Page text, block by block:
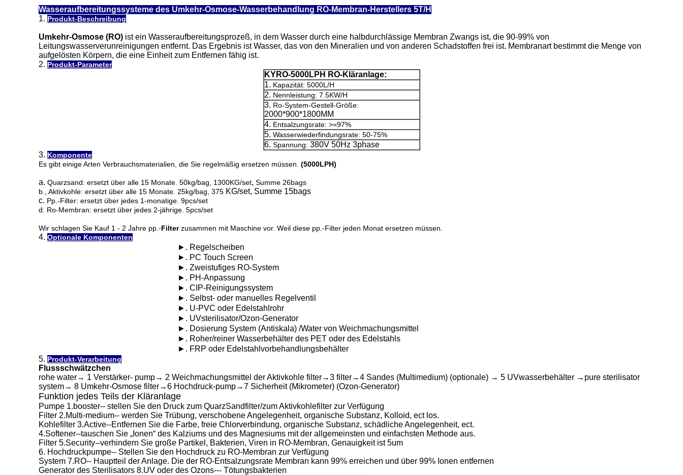
Wasseraufbereitungssysteme des Umkehr-Osmose-Wasserbehandlung RO-Membran-Herstellers 5T/H
1. Produkt-Beschreibung
Umkehr-Osmose (RO) ist ein Wasseraufbereitungsprozeß, in dem Wasser durch eine halbdurchlässige Membran Zwangs ist, die 90-99% von
Leitungswasserverunreinigungen entfernt. Das Ergebnis ist Wasser, das von den Mineralien und von anderen Schadstoffen frei ist. Membranart bestimmt die Menge von
aufgelösten Körpern, die eine Einheit zum Entfernen fähig ist.
2. Produkt-Parameter
KYRO-5000LPH RO-Kläranlage:
1. Kapazität: 5000L/H
2. Nennleistung: 7.5KW/H
3. Ro-System-Gestell-Größe:
2000*900*1800MM
4. Entsalzungsrate: >=97%
5. Wasserwiederfindungsrate: 50-75%
6. Spannung: 380V 50Hz 3phase
3. Komponente
Es gibt einige Arten Verbrauchsmaterialien, die Sie regelmäßig ersetzen müssen. (5000LPH)
a. Quarzsand: ersetzt über alle 15 Monate. 50kg/bag, 1300KG/set, Summe 26bags
b., Aktivkohle: ersetzt über alle 15 Monate. 25kg/bag, 375 KG/set, Summe 15bags
c. Pp.-Filter: ersetzt über jedes 1-monatige. 9pcs/set
d. Ro-Membran: ersetzt über jedes 2-jährige. 5pcs/set
Wir schlagen Sie Kauf 1 - 2 Jahre pp.-Filterzusammen mit Maschine vor. Weil diese pp.-Filter jeden Monat ersetzen müssen.
4. Optionale Komponenten
►. Regelscheiben
►. PC Touch Screen
►. Zweistufiges RO-System
►. PH-Anpassung
►. CIP-Reinigungssystem
►. Selbst- oder manuelles Regelventil
►. U-PVC oder Edelstahlrohr
►. UVsterilisator/Ozon-Generator
►. Dosierung System (Antiskala) /Water von Weichmachungsmittel
►. Roher/reiner Wasserbehälter des PET oder des Edelstahls
►. FRP oder Edelstahlvorbehandlungsbehälter
5. Produkt-Verarbeitung
Flussschwätzchen
rohe water→ 1 Verstärker- pump→ 2 Weichmachungsmittel der Aktivkohle filter→3 filter→4 Sandes (Multimedium) (optionale) → 5 UVwasserbehälter →pure sterilisator
system→ 8 Umkehr-Osmose filter→6 Hochdruck-pump→7 Sicherheit (Mikrometer) (Ozon-Generator)
Funktion jedes Teils der Kläranlage
Pumpe 1.booster-- stellen Sie den Druck zum QuarzSandfilter/zum Aktivkohlefilter zur Verfügung
Filter 2.Multi-medium-- werden Sie Trübung, verschobene Angelegenheit, organische Substanz, Kolloid, ect los.
Kohlefilter 3.Active--Entfernen Sie die Farbe, freie Chlorverbindung, organische Substanz, schädliche Angelegenheit, ect.
4.Softener--tauschen Sie „Ionen“ des Kalziums und des Magnesiums mit der allgemeinsten und einfachsten Methode aus.
Filter 5.Security--verhindern Sie große Partikel, Bakterien, Viren in RO-Membran, Genauigkeit ist 5um
6. Hochdruckpumpe-- Stellen Sie den Hochdruck zu RO-Membran zur Verfügung
System 7.RO-- Hauptteil der Anlage. Die der RO-Entsalzungsrate Membran kann 99% erreichen und über 99% Ionen entfernen
Generator des Sterilisators 8.UV oder des Ozons--- Tötungsbakterien